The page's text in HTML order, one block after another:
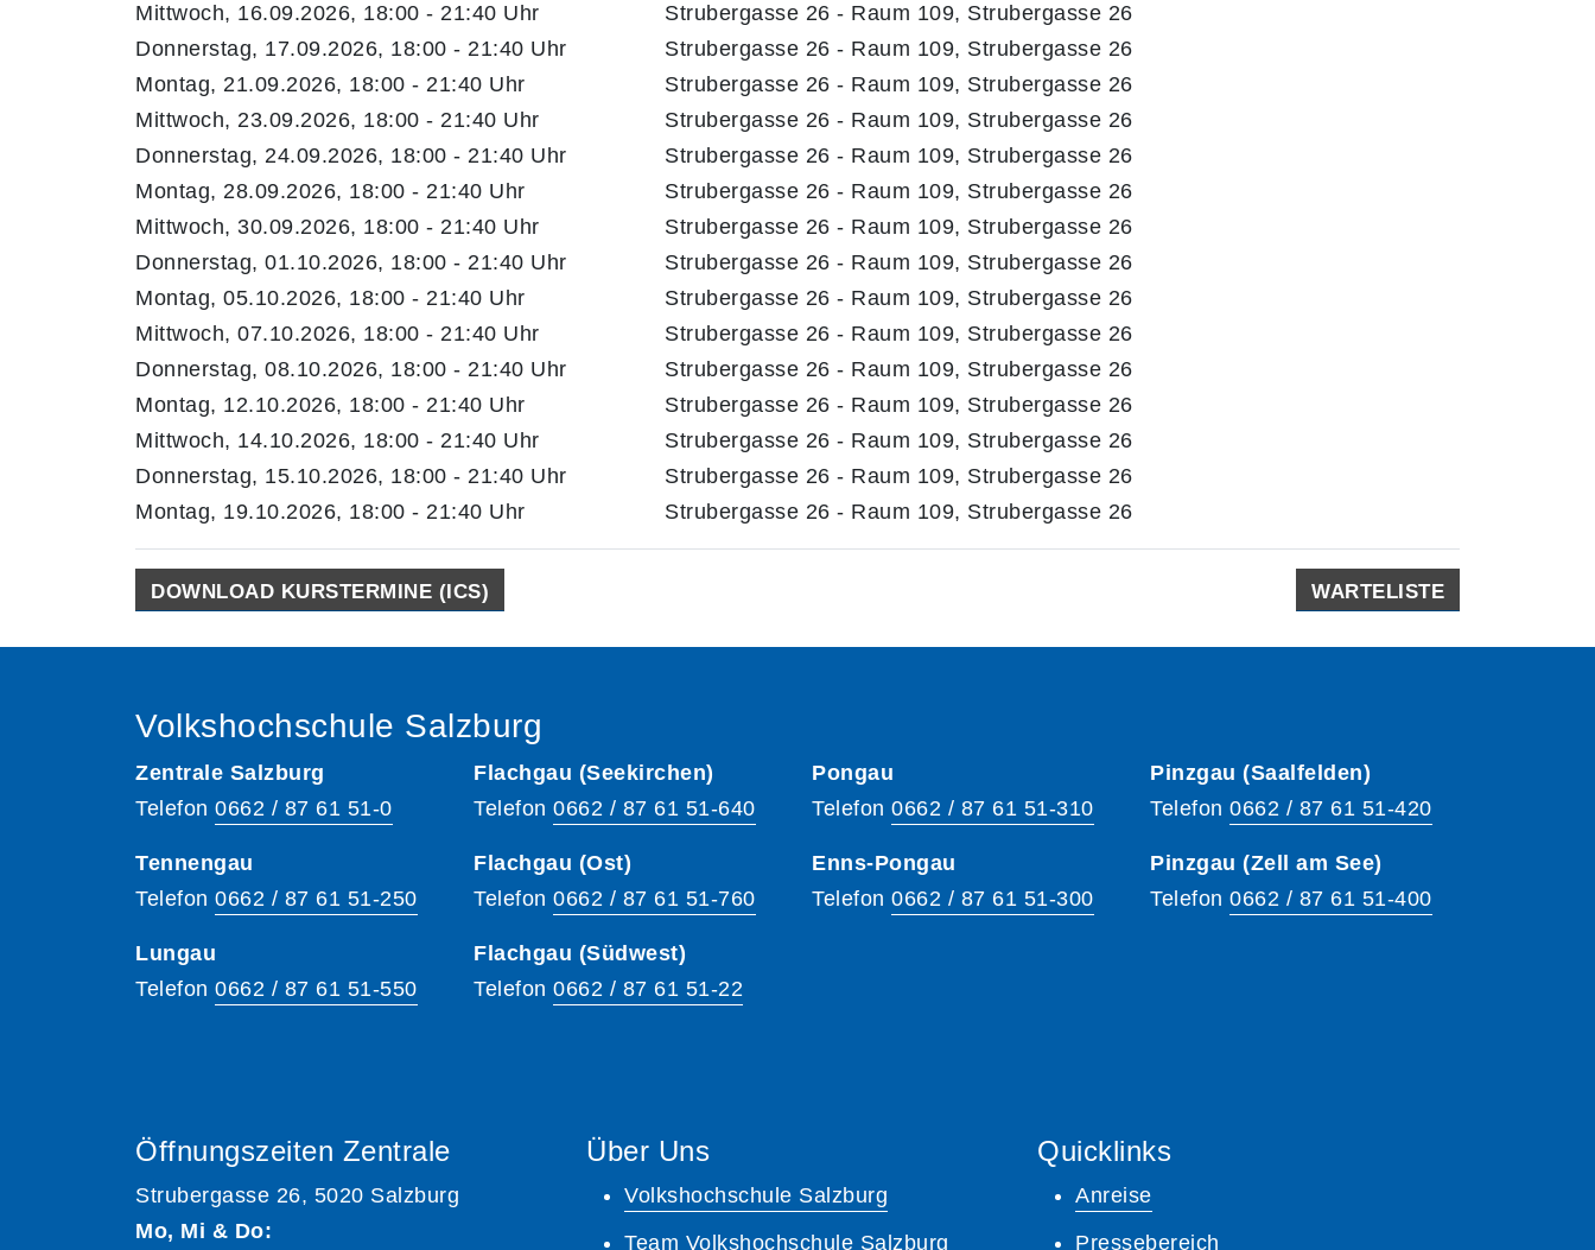
Mittwoch, 16.09.2026, 18:00 - 21:40 Uhr
Strubergasse 26 - Raum 109, Strubergasse 26
Donnerstag, 17.09.2026, 18:00 - 21:40 Uhr
Strubergasse 26 - Raum 109, Strubergasse 26
Montag, 21.09.2026, 18:00 - 21:40 Uhr
Strubergasse 26 - Raum 109, Strubergasse 26
Mittwoch, 23.09.2026, 18:00 - 21:40 Uhr
Strubergasse 26 - Raum 109, Strubergasse 26
Donnerstag, 24.09.2026, 18:00 - 21:40 Uhr
Strubergasse 26 - Raum 109, Strubergasse 26
Montag, 28.09.2026, 18:00 - 21:40 Uhr
Strubergasse 26 - Raum 109, Strubergasse 26
Mittwoch, 30.09.2026, 18:00 - 21:40 Uhr
Strubergasse 26 - Raum 109, Strubergasse 26
Donnerstag, 01.10.2026, 18:00 - 21:40 Uhr
Strubergasse 26 - Raum 109, Strubergasse 26
Montag, 05.10.2026, 18:00 - 21:40 Uhr
Strubergasse 26 - Raum 109, Strubergasse 26
Mittwoch, 07.10.2026, 18:00 - 21:40 Uhr
Strubergasse 26 - Raum 109, Strubergasse 26
Donnerstag, 08.10.2026, 18:00 - 21:40 Uhr
Strubergasse 26 - Raum 109, Strubergasse 26
Montag, 12.10.2026, 18:00 - 21:40 Uhr
Strubergasse 26 - Raum 109, Strubergasse 26
Mittwoch, 14.10.2026, 18:00 - 21:40 Uhr
Strubergasse 26 - Raum 109, Strubergasse 26
Donnerstag, 15.10.2026, 18:00 - 21:40 Uhr
Strubergasse 26 - Raum 109, Strubergasse 26
Montag, 19.10.2026, 18:00 - 21:40 Uhr
Strubergasse 26 - Raum 109, Strubergasse 26
DOWNLOAD KURSTERMINE (ICS) WARTELISTE
Volkshochschule Salzburg
Zentrale Salzburg
Telefon 0662 / 87 61 51-0
Tennengau
Telefon 0662 / 87 61 51-250
Lungau
Telefon 0662 / 87 61 51-550
Flachgau (Seekirchen)
Telefon 0662 / 87 61 51-640
Flachgau (Ost)
Telefon 0662 / 87 61 51-760
Flachgau (Südwest)
Telefon 0662 / 87 61 51-22
Pongau
Telefon 0662 / 87 61 51-310
Enns-Pongau
Telefon 0662 / 87 61 51-300
Pinzgau (Saalfelden)
Telefon 0662 / 87 61 51-420
Pinzgau (Zell am See)
Telefon 0662 / 87 61 51-400
Öffnungszeiten Zentrale
Strubergasse 26, 5020 Salzburg
Mo, Mi & Do:
Über Uns
Volkshochschule Salzburg
Team Volkshochschule Salzburg
Quicklinks
Anreise
Pressebereich